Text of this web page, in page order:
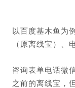
以百度基木鱼为
（原离线宝）、
咨询表单电话微
之前的离线宝，